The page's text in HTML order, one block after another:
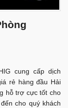
cung cấp dịch
rẻ hàng đầu Hải
hỗ trợ cực tốt cho
cho quý khách